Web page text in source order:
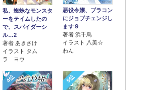
私、蜘蛛なモンスタ
ーをテイムしたの
で、スパイダーシ
ル…2
著者 あきさけ
イラスト タム
ラ ヨウ
悪役令嬢、ブラコン
にジョブチェンジし
ます９
著者 浜千鳥
イラスト 八美☆
わん
4位 5位